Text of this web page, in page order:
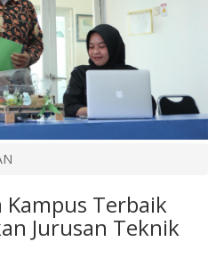
Kampus Terbaik
Jurusan Teknik